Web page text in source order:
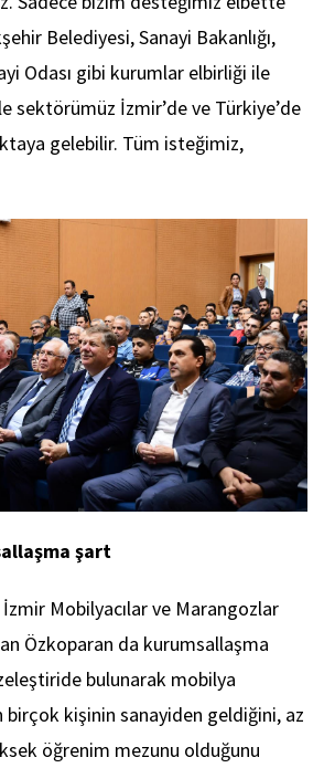
Belediyesi, Sanayi Bakanlığı,
Odası gibi kurumlar elbirliği ile
sektörümüz İzmir’de ve Türkiye’de
gelebilir. Tüm isteğimiz,
şart
Mobilyacılar ve Marangozlar
Özkoparan da kurumsallaşma
bulunarak mobilya
birçok kişinin sanayiden geldiğini, az
öğrenim mezunu olduğunu